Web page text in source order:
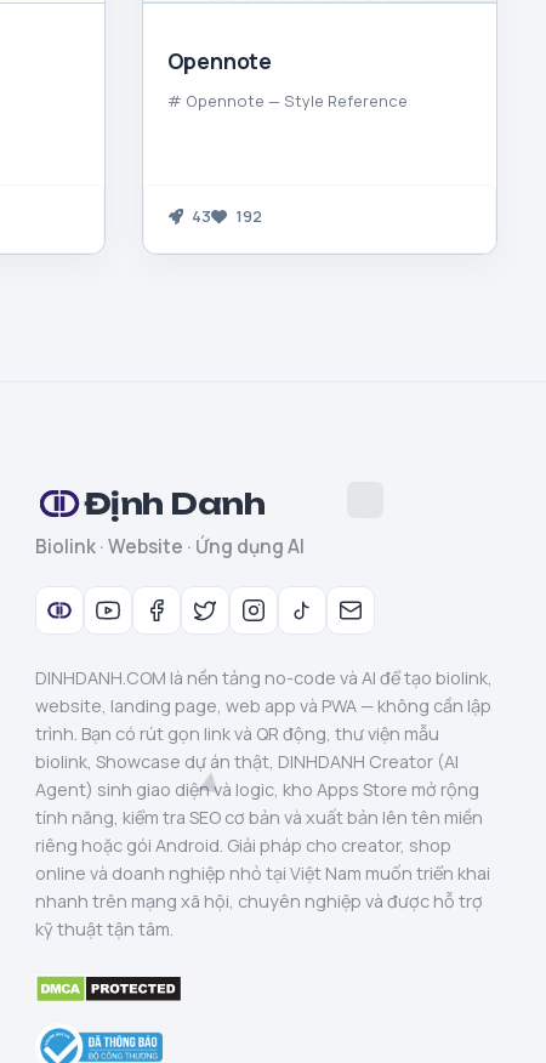
Opennote
# Opennote — Style Reference
43 192
Định Danh
Biolink · Website · Ứng dụng AI
DINHDANH.COM là nền tảng no-code và AI để tạo biolink,
website, landing page, web app và PWA — không cần lập
trình. Bạn có rút gọn link và QR động, thư viện mẫu
biolink, Showcase dự án thật, DINHDANH Creator (AI
Agent) sinh giao diện và logic, kho Apps Store mở rộng
tính năng, kiểm tra SEO cơ bản và xuất bản lên tên miền
riêng hoặc gói Android. Giải pháp cho creator, shop
online và doanh nghiệp nhỏ tại Việt Nam muốn triển khai
nhanh trên mạng xã hội, chuyên nghiệp và được hỗ trợ
kỹ thuật tận tâm.